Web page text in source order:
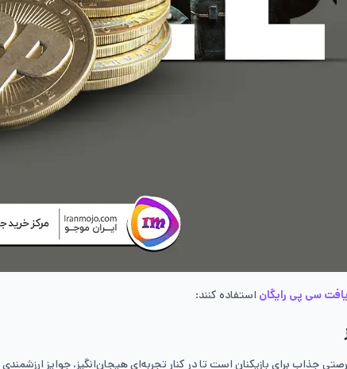
سی پی رایگان استفاده کنند:
جذاب برای بازیکنان است تا در کنار تجربه‌ای هیجان‌انگیز، جوایز